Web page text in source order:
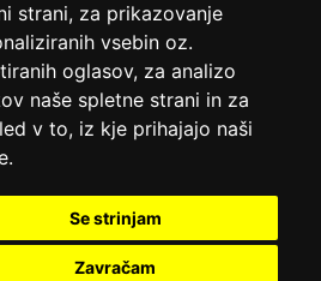
strani, za prikazovanje
vsebin oz.
oglasov, za analizo
naše spletne strani in za
v to, iz kje prihajajo naši
Se strinjam
Zavračam
stran